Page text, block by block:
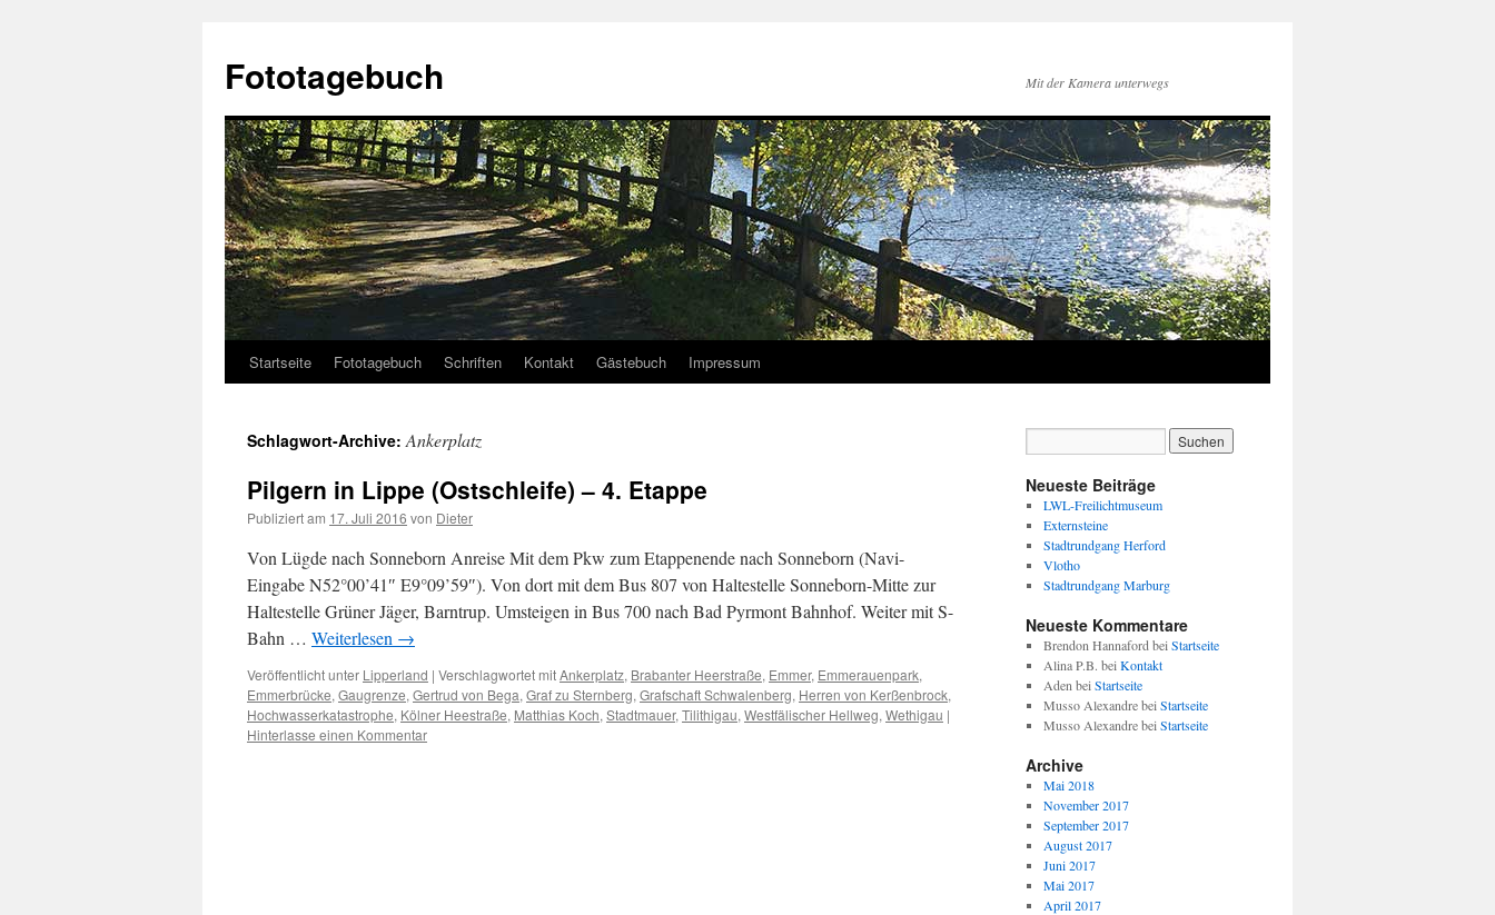
Fototagebuch Mit der Kamera unterwegs
Startseite Fototagebuch Schriften Kontakt Gästebuch Impressum
Schlagwort-Archive:Ankerplatz
Pilgern in Lippe (Ostschleife) – 4. Etappe
Publiziert am 17. Juli 2016 von Dieter
Von Lügde nach Sonneborn Anreise Mit dem Pkw zum Etappenende nach Sonneborn (Navi-
Eingabe N52°00’41″ E9°09’59″). Von dort mit dem Bus 807 von Haltestelle Sonneborn-Mitte zur
Haltestelle Grüner Jäger, Barntrup. Umsteigen in Bus 700 nach Bad Pyrmont Bahnhof. Weiter mit S-
Bahn … Weiterlesen →
Veröffentlicht unter Lipperland | Verschlagwortet mitAnkerplatz, Brabanter Heerstraße, Emmer, Emmerauenpark,
Emmerbrücke, Gaugrenze, Gertrud von Bega, Graf zu Sternberg, Grafschaft Schwalenberg, Herren von Kerßenbrock,
Hochwasserkatastrophe, Kölner Heestraße, Matthias Koch, Stadtmauer, Tilithigau, Westfälischer Hellweg, Wethigau |
Hinterlasse einen Kommentar
Neueste Beiträge
LWL-Freilichtmuseum
Externsteine
Stadtrundgang Herford
Vlotho
Stadtrundgang Marburg
Neueste Kommentare
Brendon Hannaford bei Startseite
Alina P.B. bei Kontakt
Aden bei Startseite
Musso Alexandrebei Startseite
Musso Alexandrebei Startseite
Archive
Mai 2018
November 2017
September 2017
August 2017
Juni 2017
Mai 2017
April 2017